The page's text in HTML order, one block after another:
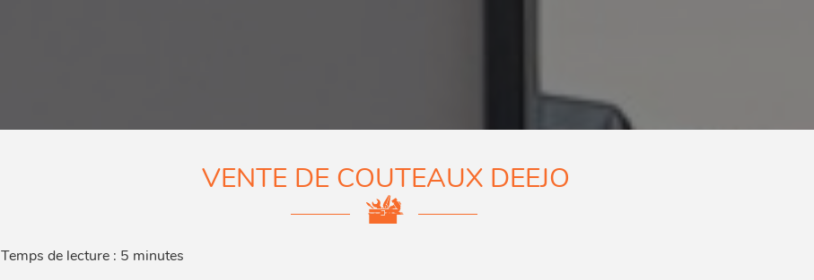
VENTE DE COUTEAUX DEEJO
Temps de lecture : 5 minutes